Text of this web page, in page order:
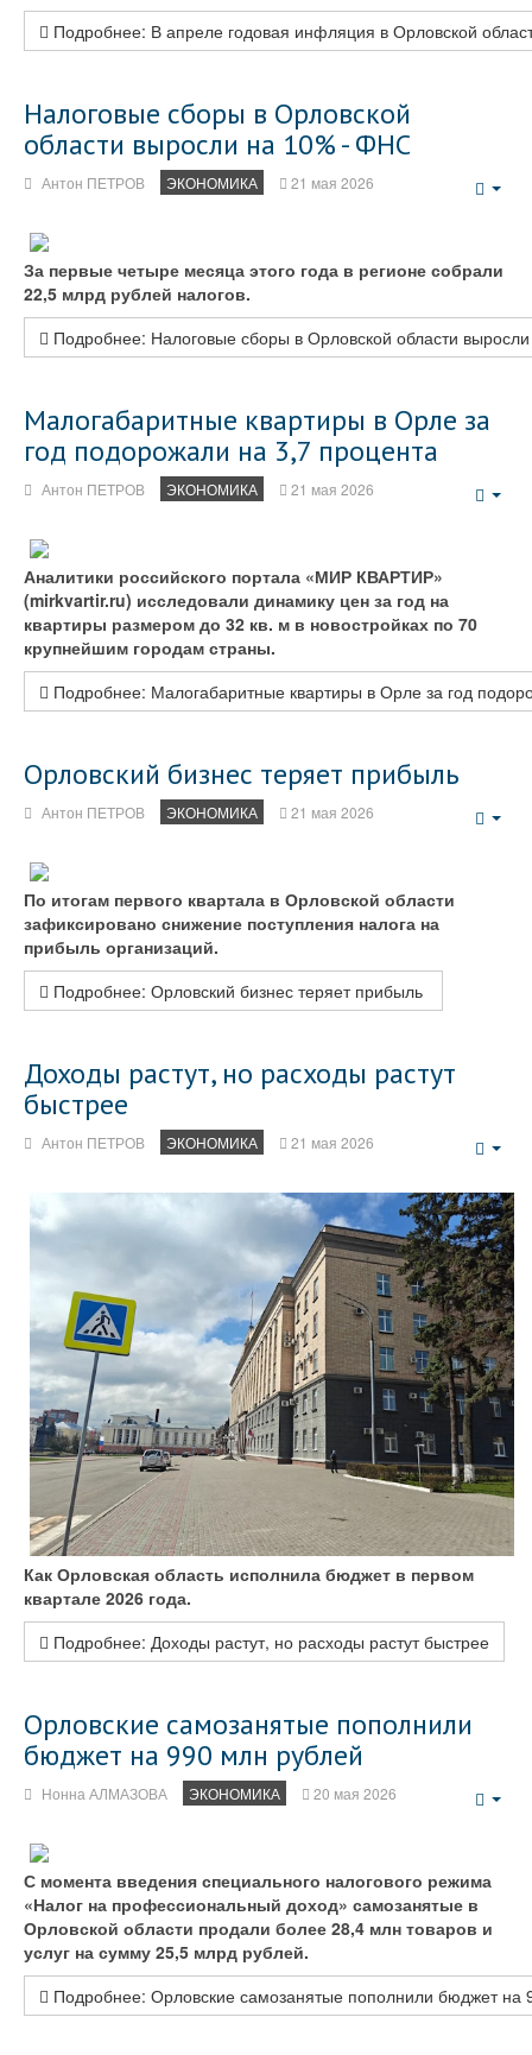
Подробнее: В апреле годовая инфляция в Орловской
Налоговые сборы в Орловской
области выросли на 10% - ФНС
Антон ПЕТРОВ ЭКОНОМИКА 21 мая 2026
За первые четыре месяца этого года в регионе собрали
22,5 млрд рублей налогов.
Подробнее: Налоговые сборы в Орловской области
Малогабаритные квартиры в Орле за
год подорожали на 3,7 процента
Антон ПЕТРОВ ЭКОНОМИКА 21 мая 2026
Аналитики российского портала «МИР КВАРТИР»
(mirkvartir.ru) исследовали динамику цен за год на
квартиры размером до 32 кв. м в новостройках по 70
крупнейшим городам страны.
Подробнее: Малогабаритные квартиры в Орле за год
Орловский бизнес теряет прибыль
Антон ПЕТРОВ ЭКОНОМИКА 21 мая 2026
По итогам первого квартала в Орловской области
зафиксировано снижение поступления налога на
прибыль организаций.
Подробнее: Орловский бизнес теряет прибыль
Доходы растут, но расходы растут
быстрее
Антон ПЕТРОВ ЭКОНОМИКА 21 мая 2026
Как Орловская область исполнила бюджет в первом
квартале 2026 года.
Подробнее: Доходы растут, но расходы растут быстрее
Орловские самозанятые пополнили
бюджет на 990 млн рублей
Нонна АЛМАЗОВА ЭКОНОМИКА 20 мая 2026
С момента введения специального налогового режима
«Налог на профессиональный доход» самозанятые в
Орловской области продали более 28,4 млн товаров и
услуг на сумму 25,5 млрд рублей.
Подробнее: Орловские самозанятые пополнили бюджет на